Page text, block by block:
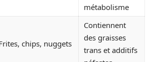
métabolisme
chips, nuggets
Contiennent
des graisses
trans et additifs